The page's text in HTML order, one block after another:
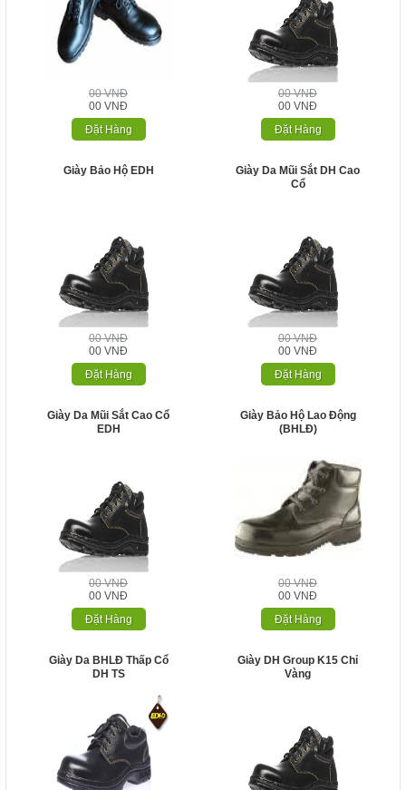
00 VNĐ
00 VNĐ
Đặt Hàng
00 VNĐ
00 VNĐ
Đặt Hàng
Giày Bảo Hộ EDH
00 VNĐ
00 VNĐ
Đặt Hàng
Giày Da Mũi Sắt DH Cao
Cổ
00 VNĐ
00 VNĐ
Đặt Hàng
Giày Da Mũi Sắt Cao Cổ
EDH
00 VNĐ
00 VNĐ
Đặt Hàng
Giày Bảo Hộ Lao Động
(BHLĐ)
00 VNĐ
00 VNĐ
Đặt Hàng
Giày Da BHLĐ Thấp Cổ
DH TS
Giày DH Group K15 Chỉ
Vàng